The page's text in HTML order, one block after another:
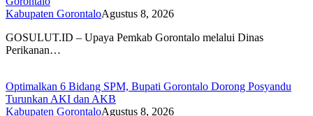
Kabupaten GorontaloAgustus 8, 2026
GOSULUT.ID – Upaya Pemkab Gorontalo melalui Dinas
Perikanan…
Optimalkan 6 Bidang SPM, Bupati Gorontalo Dorong Posyandu
Turunkan AKI dan AKB
Kabupaten GorontaloAgustus 8, 2026